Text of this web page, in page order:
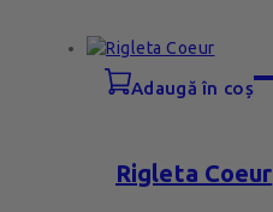
adaugă în coș
Rigleta Coeur